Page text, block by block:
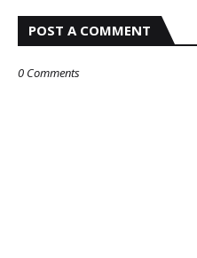
POST A COMMENT
0 Comments